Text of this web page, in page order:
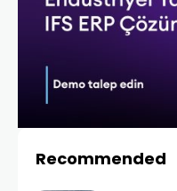
Recommended